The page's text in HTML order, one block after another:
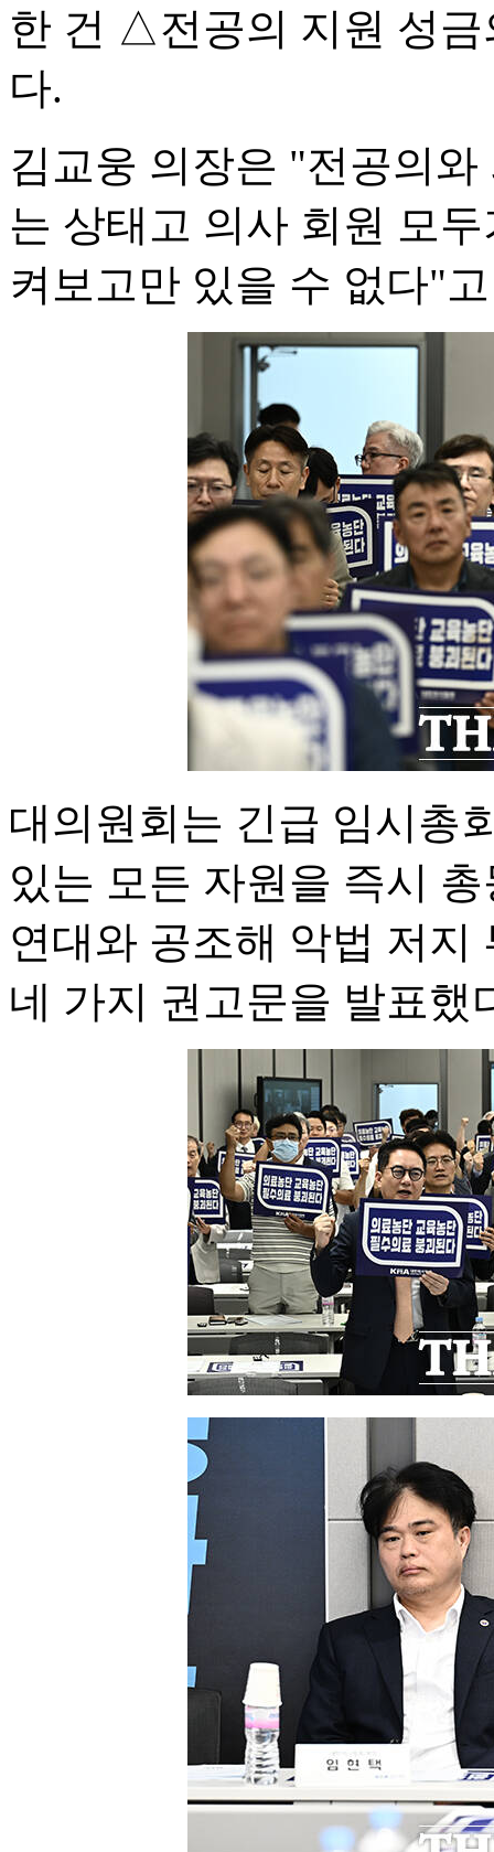
한 건 △전공의 지원 성
다.
김교웅 의장은 "전공의
는 상태고 의사 회원 모
켜보고만 있을 수 없다"
대의원회는 긴급 임시총
있는 모든 자원을 즉시
연대와 공조해 악법 저지
네 가지 권고문을 발표했